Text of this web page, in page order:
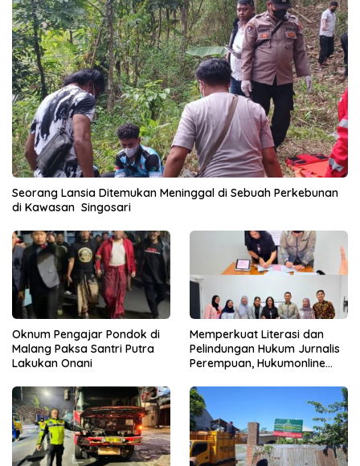
Seorang Lansia Ditemukan Meninggal di Sebuah Perkebunan
di Kawasan Singosari
Oknum Pengajar Pondok di
Malang Paksa Santri Putra
Lakukan Onani
Memperkuat Literasi dan
Pelindungan Hukum Jurnalis
Perempuan, Hukumonline
Gratis